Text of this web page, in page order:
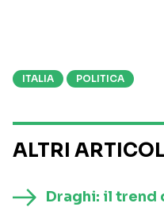
ITALIA POLITICA
ALTRI
Draghi: il trend